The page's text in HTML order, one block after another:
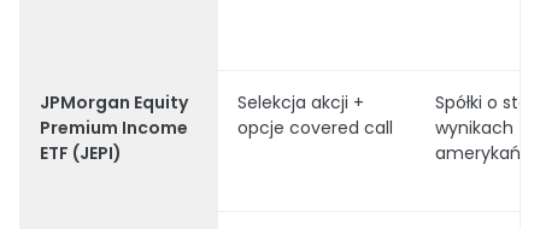
JPMorgan Equity
Premium Income
ETF (JEPI)
Selekcja akcji +
opcje covered call
Spółki o
wynikach z